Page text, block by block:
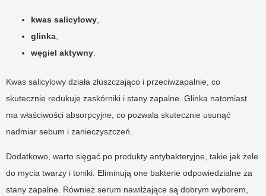
kwas salicylowy
glinka
węgiel aktywny
Kwas salicylowy działa złuszczająco i przeciwzapalnie, co
skutecznie redukuje zaskórniki i stany zapalne. Glinka natomiast
ma właściwości absorpcyjne, co pozwala skutecznie usunąć
nadmiar sebum i zanieczyszczeń.
Dodatkowo, warto sięgać po produkty antybakteryjne, takie jak żele
do mycia twarzy i toniki. Eliminują one bakterie odpowiedzialne za
stany zapalne. Również serum nawilżające są dobrym wyborem,